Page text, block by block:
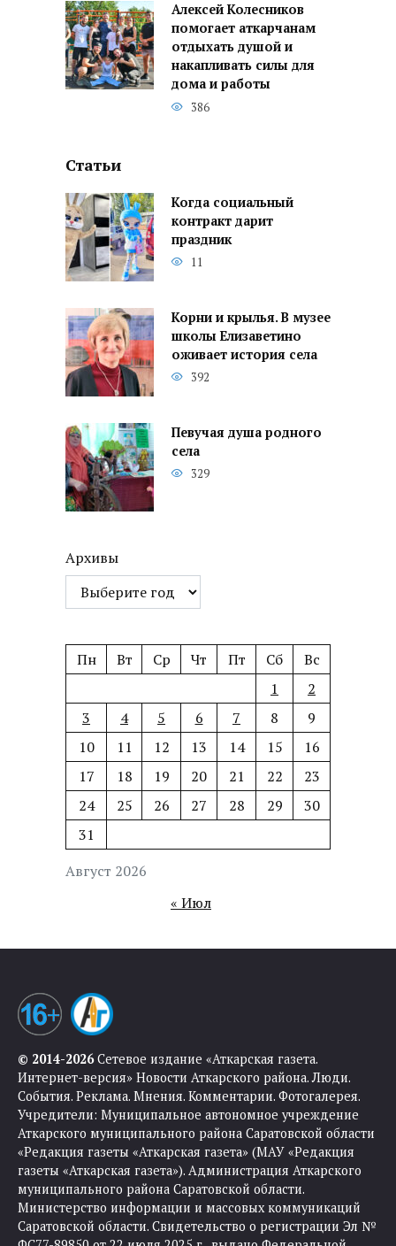
Алексей Колесников
помогает аткарчанам
отдыхать душой и
накапливать силы для
дома и работы
386
Статьи
Когда социальный
контракт дарит
праздник
11
Корни и крылья. В музее
школы Елизаветино
оживает история села
392
Певучая душа родного
села
329
Архивы
Август 2026
Пн Вт Ср Чт Пт Сб
Вс
1
2
3
4 5 6 7 8
9
10
11 12 13 14 15
16
17
18 19 20 21 22
23
24
25 26 27 28 29
30
31
« Июл
© 2014-2026Сетевое издание «Аткарская газета.
Интернет-версия» Новости Аткарского района. Люди.
События. Реклама. Мнения. Комментарии. Фотогалерея.
Учредители: Муниципальное автономное учреждение
Аткарского муниципального района Саратовской области
«Редакция газеты «Аткарская газета» (МАУ «Редакция
газеты «Аткарская газета»). Администрация Аткарского
муниципального района Саратовской области.
Министерство информации и массовых коммуникаций
Саратовской области. Свидетельство о регистрации Эл №